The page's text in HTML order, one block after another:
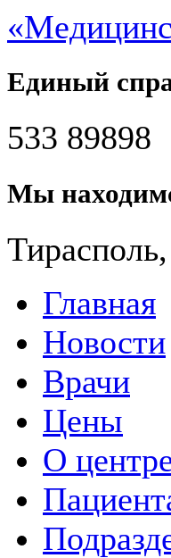
Единый
533 89898
Мы
Главная
Новости
Врачи
Цены
О